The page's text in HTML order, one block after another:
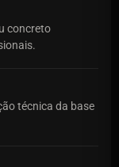
concreto
técnica da base